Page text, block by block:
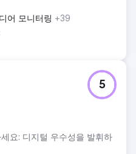
어 모니터링 +39
요: 디지털 우수성을 발휘하
5